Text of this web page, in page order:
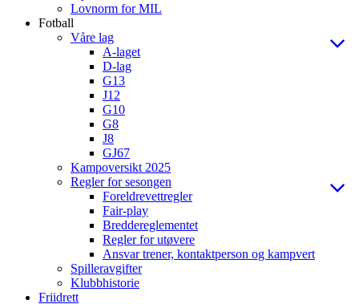
Lovnorm for MIL
Fotball
Våre lag
A-laget
D-lag
G13
J12
G10
G8
J8
GJ67
Kampoversikt 2025
Regler for sesongen
Foreldrevettregler
Fair-play
Breddereglementet
Regler for utøvere
Ansvar trener, kontaktperson og kampvert
Spilleravgifter
Klubbhistorie
Friidrett